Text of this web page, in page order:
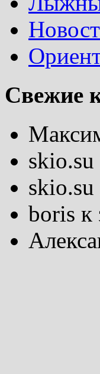
Свежие
skio.su
skio.su
boris к